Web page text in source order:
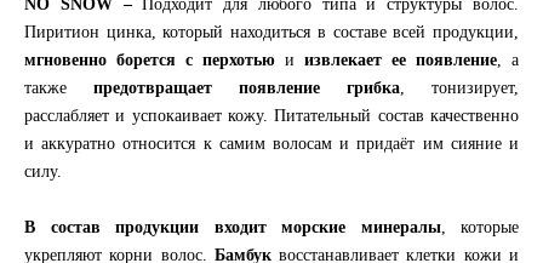
NO SNOW –Подходит для любого типа и структуры волос.
Пиритион цинка, который находиться в составе всей продукции,
мгновенно борется с перхотью и извлекает ее появление , а
также предотвращает появление грибка , тонизирует,
расслабляет и успокаивает кожу. Питательный состав качественно
и аккуратно относится к самим волосам и придаёт им сияние и
силу.
В состав продукции входит морские минералы, которые
укрепляют корни волос. Бамбуквосстанавливает клетки кожи и